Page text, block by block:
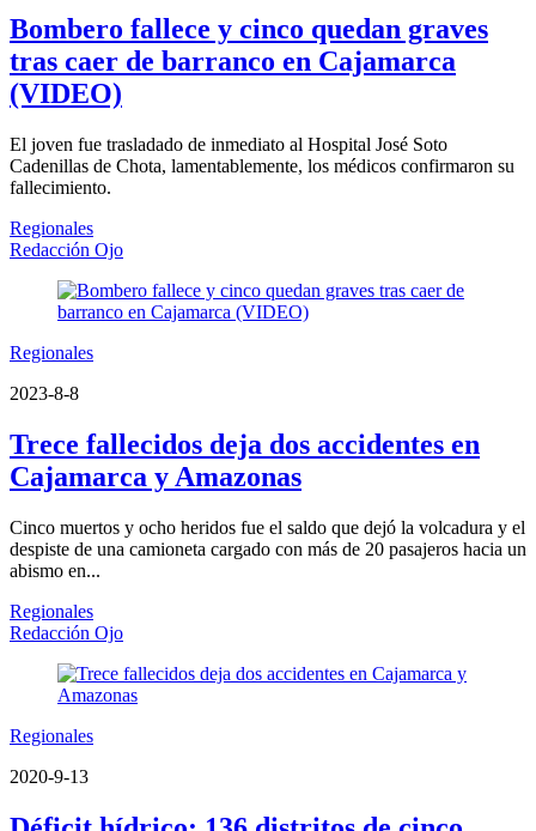
Bombero fallece y cinco quedan graves
tras caer de barranco en Cajamarca
(VIDEO)
El joven fue trasladado de inmediato al Hospital José Soto
Cadenillas de Chota, lamentablemente, los médicos confirmaron su
fallecimiento.
Regionales
Redacción Ojo
Regionales
2023-8-8
Trece fallecidos deja dos accidentes en
Cajamarca y Amazonas
Cinco muertos y ocho heridos fue el saldo que dejó la volcadura y el
despiste de una camioneta cargado con más de 20 pasajeros hacia un
abismo en...
Regionales
Redacción Ojo
Regionales
2020-9-13